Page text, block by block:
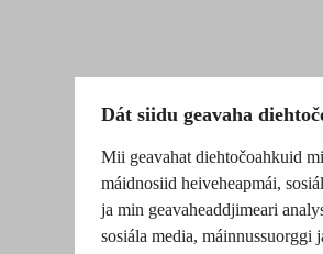
Dát siidu geavaha
Mii geavahat diehtočoahkuid
máidnosiid heiveheapmái,
ja min geavaheaddjimeari
sosiála media, máinnussuorggi